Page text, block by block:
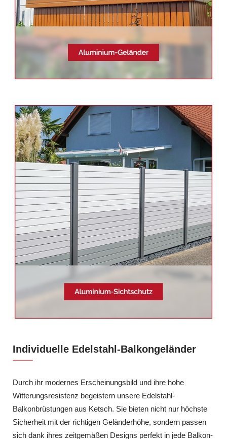
Individuelle Edelstahl-Balkongeländer
Durch ihr modernes Erscheinungsbild und ihre hohe
Witterungsresistenz begeistern unsere Edelstahl-
Balkonbrüstungen aus Ketsch. Sie bieten nicht nur höchste
Sicherheit mit der richtigen Geländerhöhe, sondern passen
sich dank ihres zeitgemäßen Designs perfekt in jede Balkon-